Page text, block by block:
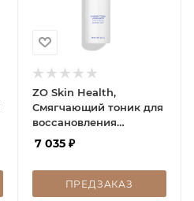
ZO Skin Health,
Смягчающий тоник для
воссановления
поверхносстного pH,
Calming Toner pH, 180
7 035₽
ПРЕДЗАКАЗ